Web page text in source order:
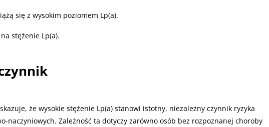
się z wysokim poziomem Lp(a).
stężenie Lp(a).
że wysokie stężenie Lp(a) stanowi istotny, niezależny czynnik ryzyka
naczyniowych. Zależność ta dotyczy zarówno osób bez rozpoznanej choroby